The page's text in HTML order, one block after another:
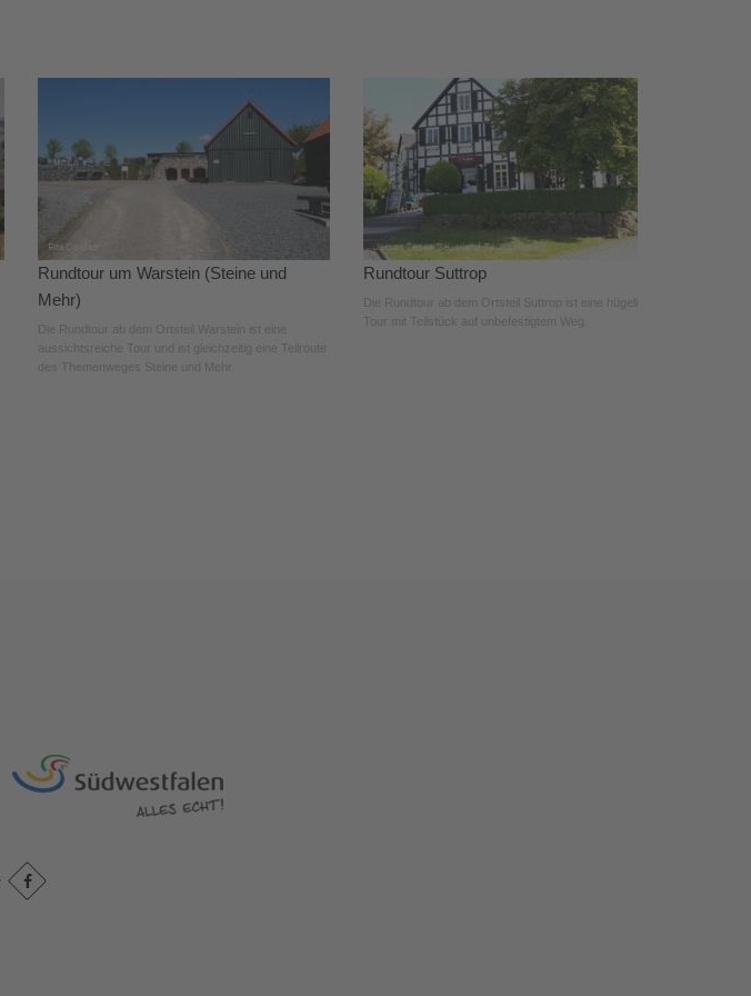
Rundtour um Warstein (Steine und
Mehr)
Die Rundtour ab dem Ortsteil Warstein ist eine
aussichtsreiche Tour und ist gleichzeitig eine Teilroute
des Themenweges Steine und Mehr.
Rundtour Suttrop
Die Rundtour ab dem Ortsteil Suttrop ist eine hügelige
Tour mit Teilstück auf unbefestigtem Weg.